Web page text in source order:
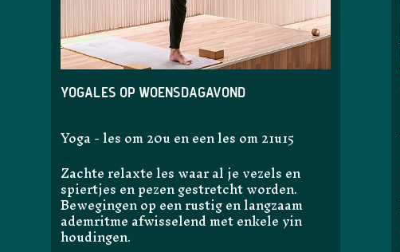
Yogales op woensdagavond
Yoga - les om 20u en een les om 21u15
Zachte relaxte les waar al je vezels en
spiertjes en pezen gestretcht worden.
Bewegingen op een rustig en langzaam
ademritme afwisselend met enkele yin
houdingen.